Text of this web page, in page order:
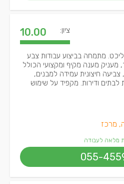
ציון: 10.00
מתמחה בביצוע עבודות צבע
מעניק מענה מקיף ומקצועי הכולל
חיצונית עמידה למבנים,
לבתים ודירות. מקפיד על שימוש
מרכז
מלאה לעבודה
055-